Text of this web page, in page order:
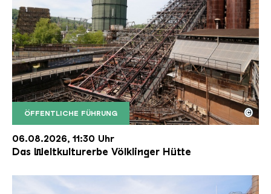
ÖFFENTLICHE FÜHRUNG
Der Erzschrägaufzug der Völklinger Hütte mit
Copyright: Weltkulturerbe Völklinger Hütte | Karl
©
06.08.2026, 11:30 Uhr
Das Weltkulturerbe Völklinger Hütte